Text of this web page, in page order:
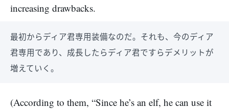
increasing drawbacks.
最初からディア君専用装備なのだ。それも、今のディア
君専用であり、成長したらディア君ですらデメリットが
増えていく。
(According to them, “Since he’s an elf, he can use it